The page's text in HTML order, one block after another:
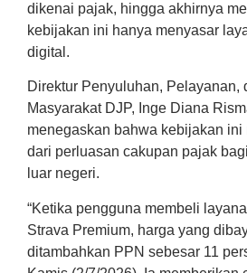
dikenai pajak, hingga akhirnya
kebijakan ini hanya menyasar
digital.
Direktur Penyuluhan, Pelayanan,
Masyarakat DJP, Inge Diana
menegaskan bahwa kebijakan ini
dari perluasan cakupan pajak
luar negeri.
“Ketika pengguna membeli
Strava Premium, harga yang
ditambahkan PPN sebesar 11